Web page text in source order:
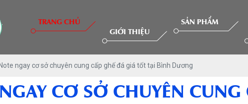
TRANG CHỦ
GIỚI THIỆU
SẢN PHẨM
Note ngay cơ sở chuyên cung cấp ghế đá giá tốt tại Bình Dương
CƠ SỞ CHUYÊN